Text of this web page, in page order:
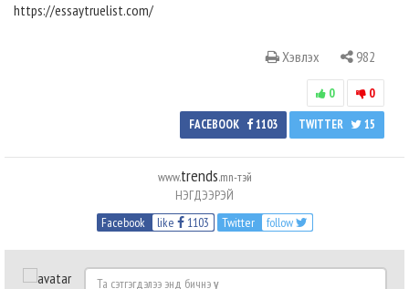
https://essaytruelist.com/
Хэвлэх 982
0 0
FACEBOOK 1103 TWITTER 15
www.trends.mn-тэй
НЭГДЭЭРЭЙ
Facebook
like 1103 Twitter follow
Та